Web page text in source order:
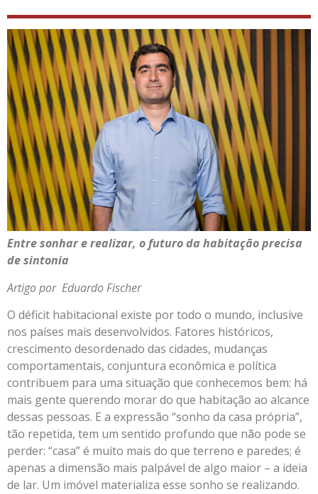
Entre sonhar e realizar, o futuro da habitação precisa
de sintonia
Artigo por Eduardo Fischer
O déficit habitacional existe por todo o mundo, inclusive
nos países mais desenvolvidos. Fatores históricos,
crescimento desordenado das cidades, mudanças
comportamentais, conjuntura econômica e política
contribuem para uma situação que conhecemos bem: há
mais gente querendo morar do que habitação ao alcance
dessas pessoas. E a expressão “sonho da casa própria”,
tão repetida, tem um sentido profundo que não pode se
perder: “casa” é muito mais do que terreno e paredes; é
apenas a dimensão mais palpável de algo maior – a ideia
de lar. Um imóvel materializa esse sonho se realizando.